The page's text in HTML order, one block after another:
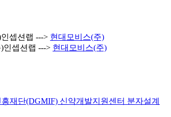
셉션랩 ---> 현대모비스(주)
인셉션랩 ---> 현대모비스(주)
재단(DGMIF) 신약개발지원센터 분자설계